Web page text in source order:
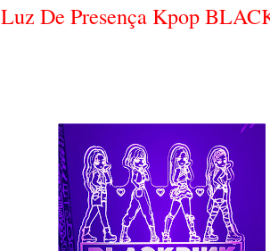
Luz De Presença Kpop